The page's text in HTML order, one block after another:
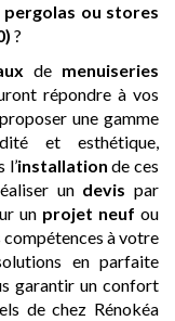
pergolas ou stores
?
de menuiseries
répondre à vos
une gamme
et esthétique,
l’installation de ces
un devis par
un projet neuf ou
à votre
en parfaite
garantir un confort
de chez Rénokéa